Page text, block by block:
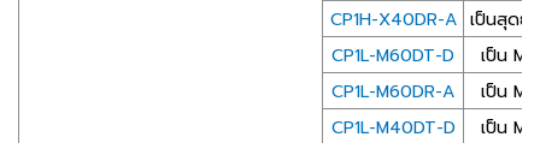
CP1H-X40DR-A เป็นสุดย
CP1L-M60DT-D
เป็น
CP1L-M60DR-A
เป็น
CP1L-M40DT-D
เป็น